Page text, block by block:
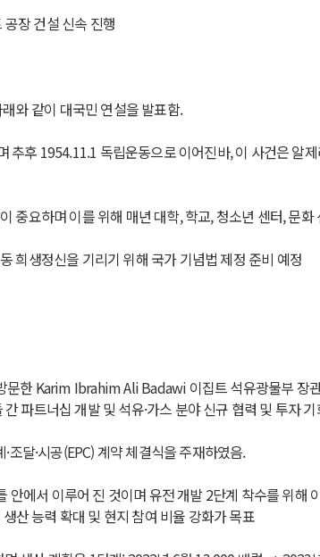
장 건설 신속 진행
와 같이 대국민 연설을 발표함.
후 1954.11.1 독립운동으로 이어진바, 이 사건은 알
중요하며 이를 위해 매년 대학, 학교, 청소년 센터, 문화
희생정신을 기리기 위해 국가 기념법 제정 준비 예정
한 Karim Ibrahim Ali Badawi 이집트 석유광물부 장
파트너십 개발 및 석유·가스 분야 신규 협력 및 투자
달·시공(EPC) 계약 체결식을 주재하였음.
에서 이루어 진 것이며 유전 개발 2단계 착수를 위
산 능력 확대 및 현지 참여 비율 강화가 목표